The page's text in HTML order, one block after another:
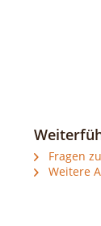
Fragen
Weitere